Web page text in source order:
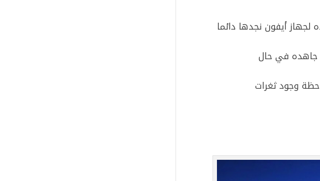
أيفون نجدها دائما
جاهده في حال
وجود ثغرات